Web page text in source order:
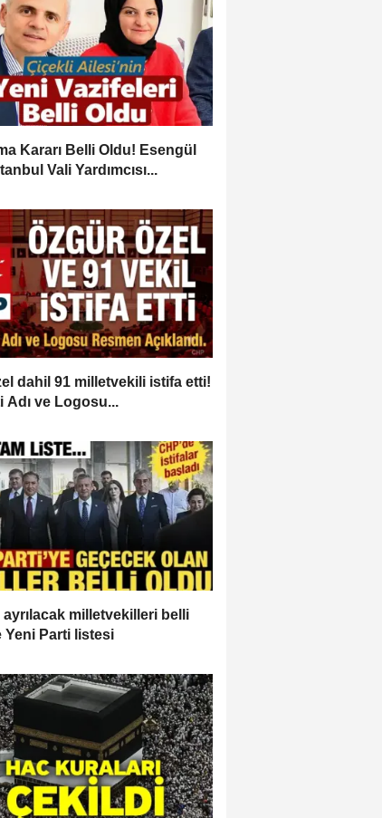
Kararı Belli Oldu! Esengül
Vali Yardımcısı...
dahil 91 milletvekili istifa etti!
Adı ve Logosu...
milletvekilleri belli
Yeni Parti listesi